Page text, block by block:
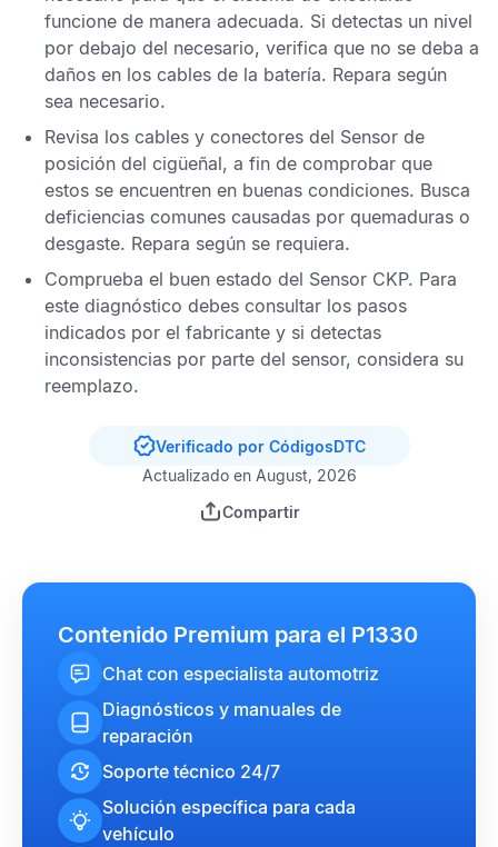
funcione de manera adecuada. Si detectas un nivel
por debajo del necesario, verifica que no se deba a
daños en los cables de la batería. Repara según
sea necesario.
Revisa los cables y conectores del Sensor de
posición del cigüeñal, a fin de comprobar que
estos se encuentren en buenas condiciones. Busca
deficiencias comunes causadas por quemaduras o
desgaste. Repara según se requiera.
Comprueba el buen estado del Sensor CKP. Para
este diagnóstico debes consultar los pasos
indicados por el fabricante y si detectas
inconsistencias por parte del sensor, considera su
reemplazo.
Verificado por CódigosDTC
Actualizado en August, 2026
Compartir
Contenido Premium para el P1330
Chat con especialista automotriz
Diagnósticos y manuales de
reparación
Soporte técnico 24/7
Solución específica para cada
vehículo